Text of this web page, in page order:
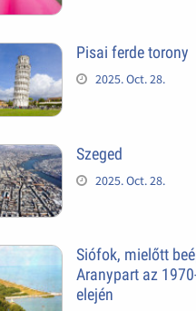
Pisai ferde torony
2025. Oct. 28.
Szeged
2025. Oct. 28.
Siófok, mielőtt
Aranypart az
elején